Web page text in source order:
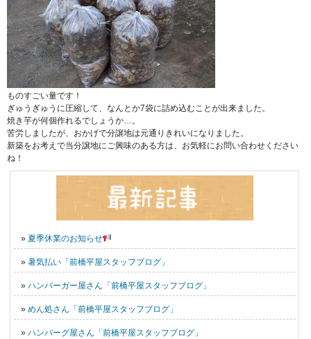
ものすごい量です！
ぎゅうぎゅうに圧縮して、なんとか7袋に詰め込むことが出来ました。
焼き芋が何個作れるでしょうか…。
苦労しましたが、おかげで分譲地は元通りきれいになりました。
新築をお考えで当分譲地にご興味のある方は、お気軽にお問い合わせください
ね！
» 夏季休業のお知らせ
» 暑気払い「前橋平屋スタッフブログ」
» ハンバーガー屋さん「前橋平屋スタッフブログ」
» めん処さん「前橋平屋スタッフブログ」
» ハンバーグ屋さん「前橋平屋スタッフブログ」